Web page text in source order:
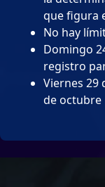
que figura
No hay
Domingo
registro
Viernes 29
de octubre